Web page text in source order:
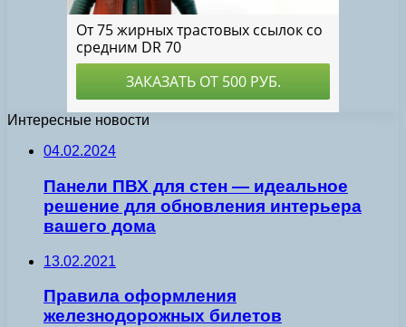
Интересные новости
04.02.2024
Панели ПВХ для стен — идеальное
решение для обновления интерьера
вашего дома
13.02.2021
Правила оформления
железнодорожных билетов